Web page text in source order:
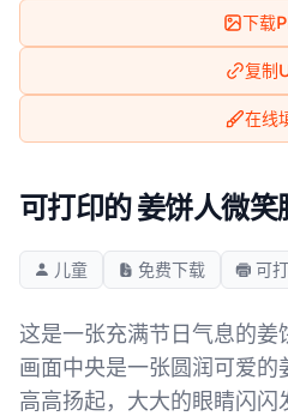
下载
复制
在线
可打印的 姜饼人微笑
儿童 免费下载 可
这是一张充满节日气息的姜
画面中央是一张圆润可爱
高高扬起，大大的眼睛闪